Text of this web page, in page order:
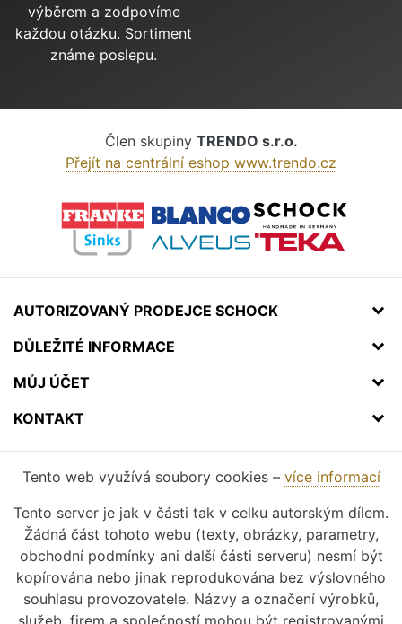
výběrem a zodpovíme
každou otázku. Sortiment
známe poslepu.
Člen skupiny TRENDO s.r.o.
Přejít na centrální eshop www.trendo.cz
AUTORIZOVANÝ PRODEJCE SCHOCK
DŮLEŽITÉ INFORMACE
MŮJ ÚČET
KONTAKT
Tento web využívá soubory cookies – více informací
Tento server je jak v části tak v celku autorským dílem.
Žádná část tohoto webu (texty, obrázky, parametry,
obchodní podmínky ani další části serveru) nesmí být
kopírována nebo jinak reprodukována bez výslovného
souhlasu provozovatele. Názvy a označení výrobků,
služeb, firem a společností mohou být registrovanými